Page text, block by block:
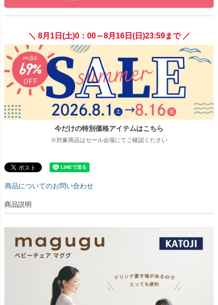
＼ 8月1日(土)0：00～8月16日(日)23:59まで ／
今だけの特別価格アイテムはこちら
※対象商品はセール会場にてご確認ください
商品についてのお問い合わせ
商品説明